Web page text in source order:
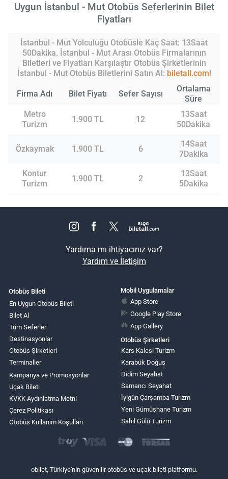
Uygun İstanbul - Mut Otobüs Seferlerinin Bilet
Fiyatları
İstanbul - Mut Yolculuğu Otobüsle Kaç Saat: 13Saat
50Dakika. İstanbul - Mut Arası Otobüs Firmalarının
Biletleri ve Fiyatları Karşılaştır Otobüs Şirketlerinin
İstanbul - Mut Otobüs Biletlerini Satın Al: biletall.com!
Firma Adı Bilet Fiyatı Sefer Sayısı
Ortalama
Süre
Metro
Turizm
1.900 TL 12
13Saat
50Dakika
Özkaymak 1.900 TL 6
14Saat
7Dakika
Kontur
Turizm
1.900 TL 2
13Saat
5Dakika
Yardıma mı ihtiyacınız var?
Yardım ve İletişim
Otobüs Bileti
En Uygun Otobüs Bileti
Bilet Al
Tüm Seferler
Destinasyonlar
Otobüs Şirketleri
Terminaller
Kampanya ve Promosyonlar
Uçak Bileti
KVKK Aydınlatma Metni
Çerez Politikası
Otobüs Kullanım Koşulları
Mobil Uygulamalar
App Store
Google Play Store
App Gallery
Otobüs Şirketleri
Kars Kalesi Turizm
Karabük Doğuş
Didim Seyahat
Samancı Seyahat
İyigün Çarşamba Turizm
Yeni Gümüşhane Turizm
Sahil Gülü Turizm
obilet, Türkiye'nin güvenilir otobüs ve uçak bileti platformu.